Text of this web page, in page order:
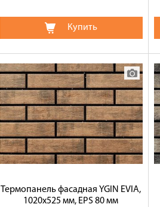
Купить
Термопанель фасадная YGIN EVIA,
1020х525 мм, EPS 80 мм